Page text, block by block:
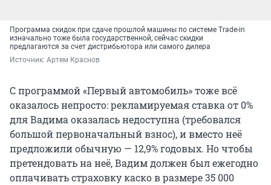
Программа скидок при сдаче прошлой машины по системе Trade-in
изначально тоже была государственной, сейчас скидки
предлагаются за счет дистрибьютора или самого дилера
Источник: Артем Краснов
С программой «Первый автомобиль» тоже всё
оказалось непросто: рекламируемая ставка от 0%
для Вадима оказалась недоступна (требовался
большой первоначальный взнос), и вместо неё
предложили обычную — 12,9% годовых. Но чтобы
претендовать на неё, Вадим должен был ежегодно
оплачивать страховку каско в размере 35 000